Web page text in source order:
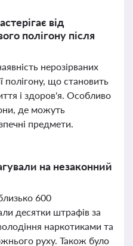
від
полігону після
нерозірваних
полігону, що становить
і здоров'я. Особливо
де можуть
предмети.
на незаконний
600
десятки штрафів за
наркотиками та
руху. Також було